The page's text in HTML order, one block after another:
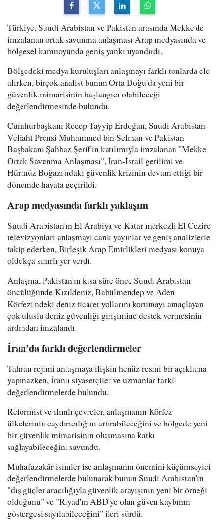
Türkiye, Suudi Arabistan ve Pakistan arasında Mekke'de
imzalanan ortak savunma anlaşması Arap medyasında ve
bölgesel kamuoyunda geniş yankı uyandırdı.
Bölgedeki medya kuruluşları anlaşmayı farklı tonlarda ele
alırken, birçok analist bunun Orta Doğu'da yeni bir
güvenlik mimarisinin başlangıcı olabileceği
değerlendirmesinde bulundu.
Cumhurbaşkanı Recep Tayyip Erdoğan, Suudi Arabistan
Veliaht Prensi Muhammed bin Selman ve Pakistan
Başbakanı Şahbaz Şerif'in katılımıyla imzalanan "Mekke
Ortak Savunma Anlaşması", İran-İsrail gerilimi ve
Hürmüz Boğazı'ndaki güvenlik krizinin devam ettiği bir
dönemde hayata geçirildi.
Arap medyasında farklı yaklaşım
Suudi Arabistan'ın El Arabiya ve Katar merkezli El Cezire
televizyonları anlaşmayı canlı yayınlar ve geniş analizlerle
takip ederken, Birleşik Arap Emirlikleri medyası konuya
oldukça sınırlı yer verdi.
Anlaşma, Pakistan'ın kısa süre önce Suudi Arabistan
öncülüğünde Kızıldeniz, Babülmendep ve Aden
Körfezi'ndeki deniz ticaret yollarını korumayı amaçlayan
çok uluslu deniz güvenliği girişimine destek vermesinin
ardından imzalandı.
İran'da farklı değerlendirmeler
Tahran rejimi anlaşmaya ilişkin henüz resmi bir açıklama
yapmazken, İranlı siyasetçiler ve uzmanlar farklı
değerlendirmelerde bulundu.
Reformist ve ılımlı çevreler, anlaşmanın Körfez
ülkelerinin caydırıcılığını artırabileceğini ve bölgede yeni
bir güvenlik mimarisinin oluşmasına katkı
sağlayabileceğini savundu.
Muhafazakâr isimler ise anlaşmanın önemini küçümseyici
değerlendirmelerde bulunarak bunun Suudi Arabistan'ın
"dış güçler aracılığıyla güvenlik arayışının yeni bir örneği
olduğunu" ve "Riyad'ın ABD'ye olan güven kaybının
göstergesi sayılabileceğini" ileri sürdü.